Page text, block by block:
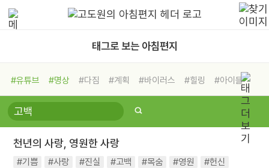
태그로 보는 아침편지
#유튜브 #명상 #다짐 #계획 #바이러스 #힐링
#아이들
#비전캠프
#독서캠프 #삶
#희망
#나눔 #친구 #링컨학교
#독서
#건강 #면역력
천년의 사랑, 영원한 사랑
#기쁨 #사랑 #진실 #고백 #목숨 #영원 #헌신